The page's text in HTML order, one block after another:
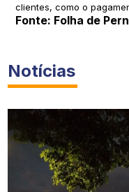
clientes, como o
Fonte: Folha de
Notícias